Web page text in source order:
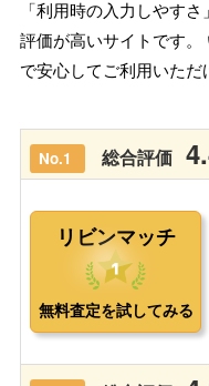
「利用時の入力しやす
評価が高いサイトです。
で安心してご利用いただ